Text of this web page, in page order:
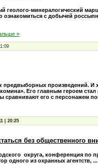
геолого-минералогический
с добычей
»
предвыборных произведений. И
Его главным героем стал
сравнивают его с персонажем
|20:25
без общественного
округа, конференция по
одного из охранных агентств,